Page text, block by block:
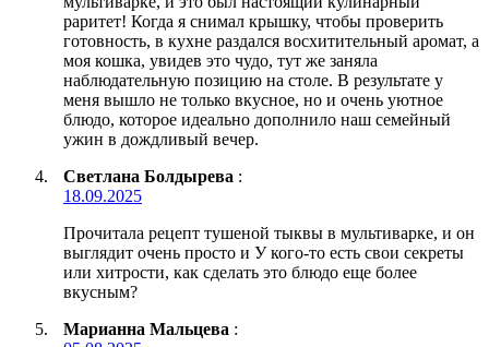
раритет! Когда я снимал крышку, чтобы проверить
готовность, в кухне раздался восхитительный аромат, а
моя кошка, увидев это чудо, тут же заняла
наблюдательную позицию на столе. В результате у
меня вышло не только вкусное, но и очень уютное
блюдо, которое идеально дополнило наш семейный
ужин в дождливый вечер.
Светлана Болдырева :
18.09.2025
Прочитала рецепт тушеной тыквы в мультиварке, и он
выглядит очень просто и У кого-то есть свои секреты
или хитрости, как сделать это блюдо еще более
вкусным?
Марианна Мальцева :